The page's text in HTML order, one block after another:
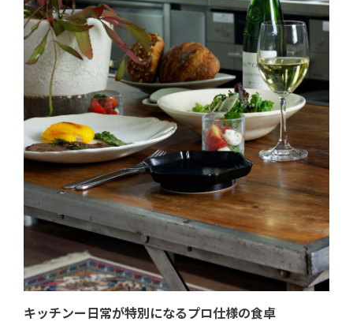
キッチンー日常が特別になるプロ仕様の食卓